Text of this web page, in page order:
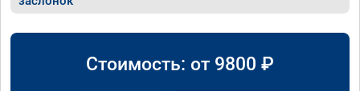
Стоимость: от 9800 ₽